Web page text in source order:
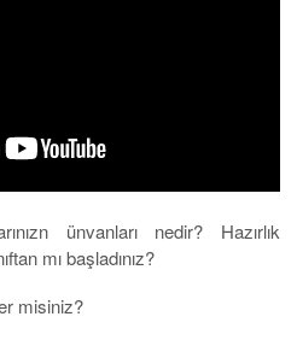
ünvanları nedir? Hazırlık
mı başladınız?
misiniz?